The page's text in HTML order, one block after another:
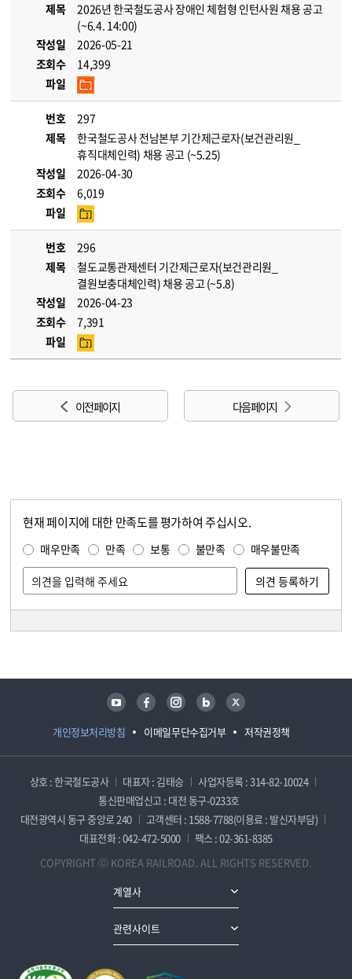
제목
2026년 한국철도공사 장애인 체험형 인턴사원 채용 공고
(~6.4. 14:00)
작성일
2026-05-21
조회수
14,399
파일
번호
297
제목
한국철도공사 전남본부 기간제근로자(보건관리원_
휴직대체인력) 채용 공고 (~5.25)
작성일
2026-04-30
조회수
6,019
파일
번호
296
제목
철도교통관제센터 기간제근로자(보건관리원_
결원보충대체인력) 채용 공고 (~5.8)
작성일
2026-04-23
조회수
7,391
파일
이전 페이지 다음 페이지
현재 페이지에 대한 만족도를 평가하여 주십시오.
매우만족 만족 보통 불만족 매우불만족
개인정보처리방침 이메일무단수집거부 저작권정책
유튜브 페이스북 인스타그램 블로그 트위터
상호 : 한국철도공사 대표자 : 김태승
사업자등록 : 314-82-10024
통신판매업신고 : 대전 동구-0233호
대전광역시 동구 중앙로 240
고객센터 : 1588-7788(이용료 : 발신자부담)
대표전화 : 042-472-5000
팩스 : 02-361-8385
COPYRIGHT ⓒ KOREA RAILROAD. ALL RIGHTS RESERVED.
계열사
관련사이트